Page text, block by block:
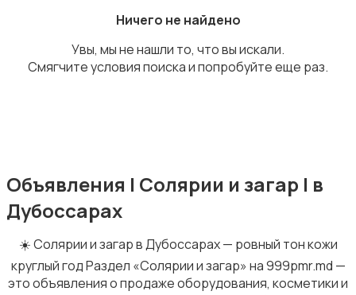
Ничего не найдено
Увы, мы не нашли то, что вы искали.
Смягчите условия поиска и попробуйте еще раз.
Объявления | Солярии и загар | в
Дубоссарах
☀️ Солярии и загар в Дубоссарах — ровный тон кожи
круглый год Раздел «Солярии и загар» на 999pmr.md —
это объявления о продаже оборудования, косметики и